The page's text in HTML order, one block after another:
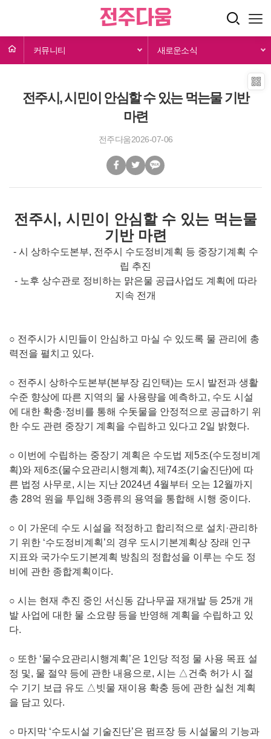
커뮤니티 새로운소식
전주시, 시민이 안심할 수 있는 먹는물 기반
마련
전주다움2026-07-06
전주시, 시민이 안심할 수 있는 먹는물
기반 마련
- 시 상하수도본부, 전주시 수도정비계획 등 중장기계획 수
립 추진
- 노후 상수관로 정비하는 맑은물 공급사업도 계획에 따라
지속 전개
○ 전주시가 시민들이 안심하고 마실 수 있도록 물 관리에 총
력전을 펼치고 있다.
○ 전주시 상하수도본부(본부장 김인택)는 도시 발전과 생활
수준 향상에 따른 지역의 물 사용량을 예측하고, 수도 시설
에 대한 확충·정비를 통해 수돗물을 안정적으로 공급하기 위
한 수도 관련 중장기 계획을 수립하고 있다고 2일 밝혔다.
○ 이번에 수립하는 중장기 계획은 수도법 제5조(수도정비계
획)와 제6조(물수요관리시행계획), 제74조(기술진단)에 따
른 법정 사무로, 시는 지난 2024년 4월부터 오는 12월까지
총 28억 원을 투입해 3종류의 용역을 통합해 시행 중이다.
○ 이 가운데 수도 시설을 적정하고 합리적으로 설치·관리하
기 위한 ‘수도정비계획’의 경우 도시기본계획상 장래 인구
지표와 국가수도기본계획 방침의 정합성을 이루는 수도 정
비에 관한 종합계획이다.
○ 시는 현재 추진 중인 서신동 감나무골 재개발 등 25개 개
발 사업에 대한 물 소요량 등을 반영해 계획을 수립하고 있
다.
○ 또한 ‘물수요관리시행계획’은 1인당 적정 물 사용 목표 설
정 및, 물 절약 등에 관한 내용으로, 시는 △건축 허가 시 절
수 기기 보급 유도 △빗물 재이용 확충 등에 관한 실천 계획
을 담고 있다.
○ 마지막 ‘수도시설 기술진단’은 펌프장 등 시설물의 기능과